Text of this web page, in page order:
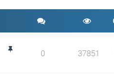
0 37851